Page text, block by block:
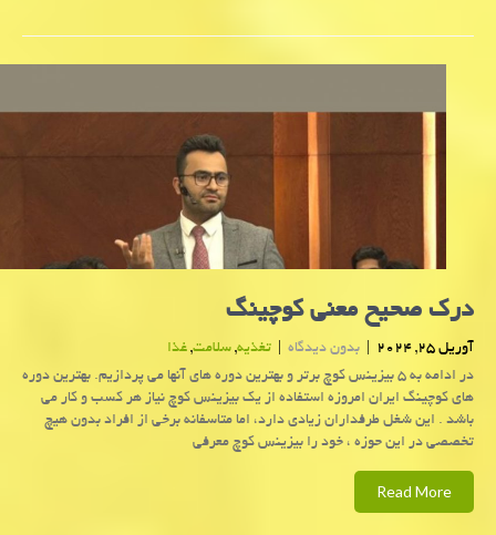
درک صحیح معنی کوچینگ
آوریل 25, 2024 | بدون دیدگاه | تغذیه,سلامت,غذا
در ادامه به ۵ بیزینس کوچ برتر و بهترین دوره های آنها می پردازیم. بهترین دوره
های کوچینگ ایران امروزه استفاده از یک بیزینس کوچ نیاز هر کسب و کار می
باشد . این شغل طرفداران زیادی دارد، اما متاسفانه برخی از افراد بدون هیچ
تخصصی در این حوزه ، خود را بیزینس کوچ معرفی
Read More